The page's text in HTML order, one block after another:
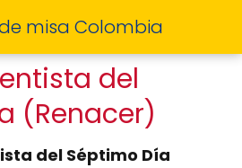
misa Colombia
del
(Renacer)
del Séptimo Día